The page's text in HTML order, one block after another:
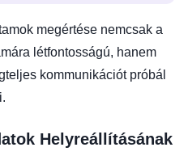
megértése nemcsak a
létfontosságú, hanem
kommunikációt próbál
Helyreállításának